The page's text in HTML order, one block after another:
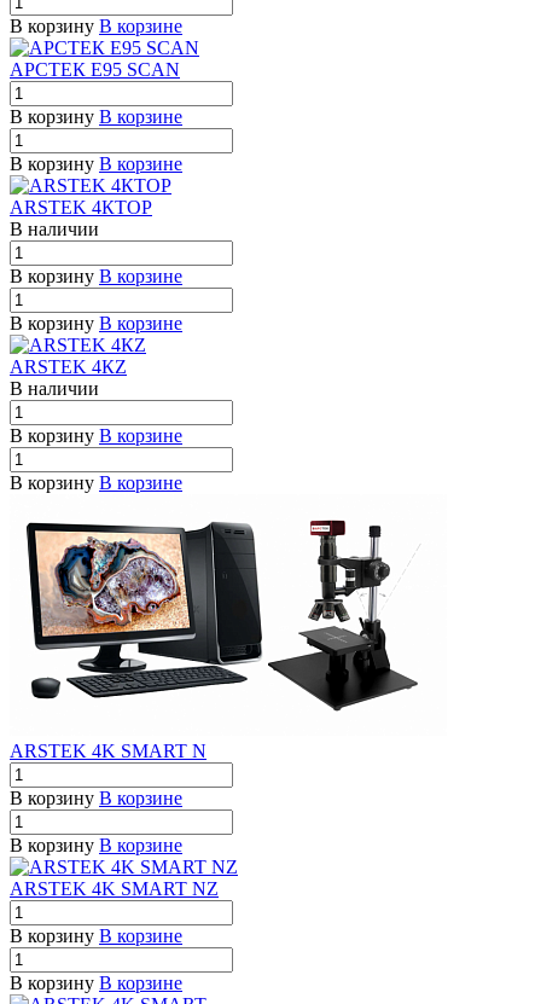
В корзину В корзине
АРСТЕК E95 SCAN
В корзину В корзине
В корзину В корзине
ARSTEK 4КTOP
В наличии
В корзину В корзине
В корзину В корзине
ARSTEK 4КZ
В наличии
В корзину В корзине
В корзину В корзине
ARSTEK 4K SMART N
В корзину В корзине
В корзину В корзине
ARSTEK 4K SMART NZ
В корзину В корзине
В корзину В корзине